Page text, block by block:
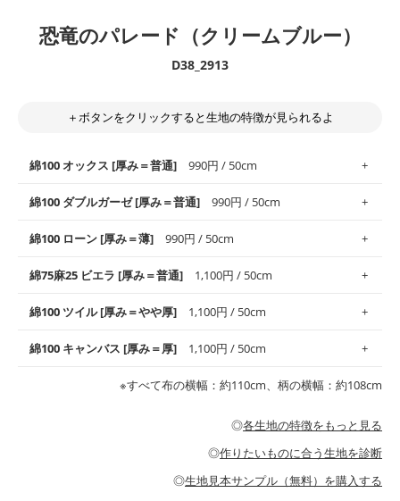
恐竜のパレード（クリームブルー）
D38_2913
＋ボタンをクリックすると生地の特徴が見られるよ
綿100 オックス [厚み＝普通] 990円 / 50cm
使いやすさNo.1！しなやかさと適度な張りを併せ持ち、通気性の
高さがオックス生地の特徴です。当サイトのオックス生地は、
般にお使いいただけます。
※レッスンバッグ、上履き袋などの通園通学グッズにはツイル生
・布団カバーなどの寝具、カーテン
綿100 ダブルガーゼ [厚み＝普通] 990円 / 50cm
柔らかくふんわりとした肌触りが特徴です。ベビー用品やハンカ
チなど直接肌に触れるアイテムに最適です。高い吸湿性・通気性
す。
・スタイ、おくるみなどのベビーグッズ
・ブラウス、チュニック、ワンピースなどの洋服
・パジャマなどの寝具
綿100 ローン [厚み＝薄] 990円 / 50cm
上質で薄手の平織りの生地です。軽やかさとなめらかな手触りの
良さが魅力。透け感があるので、涼しげなトップスなどに最適で
・ブラウス、シャツ、チュニックなどのトップス
綿75麻25 ビエラ [厚み＝普通] 1,100円 / 50cm
コットン75％リネン25％の当店のビエラ生地は、オックス生地よ
りもふんわりとした柔らかい質感と適度な落ち感を感じられるの
綿100 ツイル [厚み＝やや厚] 1,100円 / 50cm
綾織りの生地です。しっかりとした張りと厚みがありながらも柔
らかいのが特徴です。生地の厚みは中厚手です。1枚でも透け感
・カーテン、エプロン、テーブルクロスなどの暮らしのアイテム
・パンツ、タックスカートなどのボトムス
綿100 キャンバス [厚み＝厚] 1,100円 / 50cm
耐久性があります。トートバッグ・ポーチ・ペンケースなどの布
小物、インテリア用品に向いています。
※すべて布の横幅：約110cm、柄の横幅：約108cm
◎各生地の特徴をもっと見る
◎作りたいものに合う生地を診断
◎生地見本サンプル（無料）を購入する